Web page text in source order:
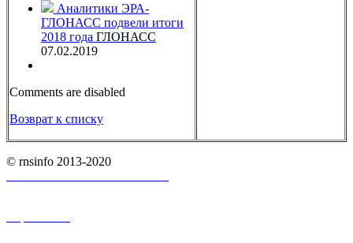
Аналитики ЭРА-
ГЛОНАСС подвели итоги
2018 года ГЛОНАСС
07.02.2019
Comments are disabled
Возврат к списку
© rnsinfo 2013-2020